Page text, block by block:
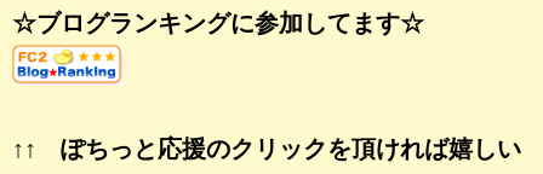
☆ブログランキングに参加してます☆
↑↑ ぽちっと応援のクリックを頂ければ嬉しい